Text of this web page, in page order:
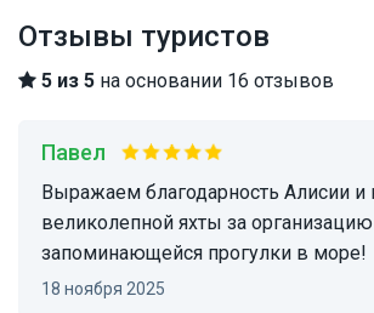
Отзывы туристов
5 из 5 на основании 16 отзывов
Павел
Выражаем благодарность Алисии и капитану
великолепной яхты за организацию
запоминающейся прогулки в море!
18 ноября 2025